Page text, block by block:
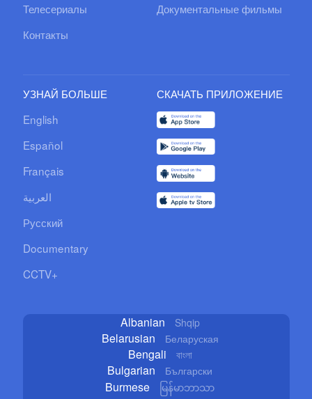
Телесериалы
Документальные фильмы
Контакты
УЗНАЙ БОЛЬШЕ
English
Español
Français
العربية
Русский
Documentary
CCTV+
СКАЧАТЬ ПРИЛОЖЕНИЕ
Albanian Shqip
Belarusian Беларуская
Bengali বাংলা
Bulgarian Български
Burmese မြန်မာဘာသာ